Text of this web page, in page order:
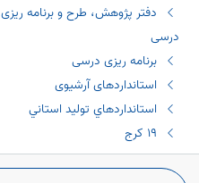
دفتر پژوهش، طرح و برنامه ریزی
درسی
برنامه ریزی درسی
استانداردهای آرشیوی
استانداردهاي توليد استاني
١٩ كرج